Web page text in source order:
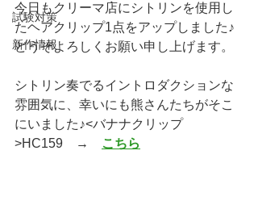
試験対策
新作情報
今日もクリーマ店にシトリンを使用し
たヘアクリップ1点をアップしました♪
どうぞよろしくお願い申し上げます。
シトリン奏でるイントロダクションな
雰囲気に、幸いにも熊さんたちがそこ
にいました♪<バナナクリップ
>HC159　→
こちら